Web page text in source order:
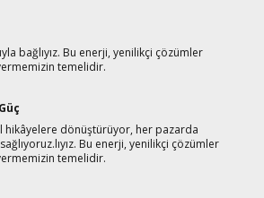
bağlıyız. Bu enerji, yenilikçi çözümler
temelidir.
hikâyelere dönüştürüyor, her pazarda
Bu enerji, yenilikçi çözümler
temelidir.